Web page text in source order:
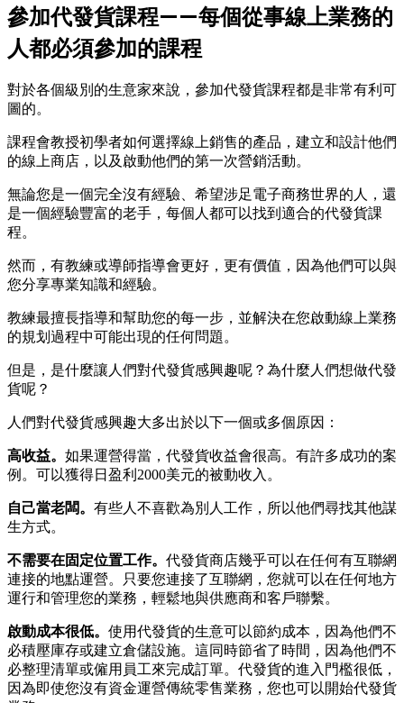
參加代發貨課程——每個從事線上業務的
人都必須參加的課程
對於各個級別的生意家來說，參加代發貨課程都是非常有利可
圖的。
課程會教授初學者如何選擇線上銷售的產品，建立和設計他們
的線上商店，以及啟動他們的第一次營銷活動。
無論您是一個完全沒有經驗、希望涉足電子商務世界的人，還
是一個經驗豐富的老手，每個人都可以找到適合的代發貨課
程。
然而，有教練或導師指導會更好，更有價值，因為他們可以與
您分享專業知識和經驗。
教練最擅長指導和幫助您的每一步，並解決在您啟動線上業務
的規划過程中可能出現的任何問題。
但是，是什麼讓人們對代發貨感興趣呢？為什麼人們想做代發
貨呢？
人們對代發貨感興趣大多出於以下一個或多個原因：
高收益。 如果運營得當，代發貨收益會很高。有許多成功的案
例。可以獲得日盈利2000美元的被動收入。
自己當老闆。 有些人不喜歡為別人工作，所以他們尋找其他謀
生方式。
不需要在固定位置工作。 代發貨商店幾乎可以在任何有互聯網
連接的地點運營。只要您連接了互聯網，您就可以在任何地方
運行和管理您的業務，輕鬆地與供應商和客戶聯繫。
啟動成本很低。 使用代發貨的生意可以節約成本，因為他們不
必積壓庫存或建立倉儲設施。這同時節省了時間，因為他們不
必整理清單或僱用員工來完成訂單。代發貨的進入門檻很低，
因為即使您沒有資金運營傳統零售業務，您也可以開始代發貨